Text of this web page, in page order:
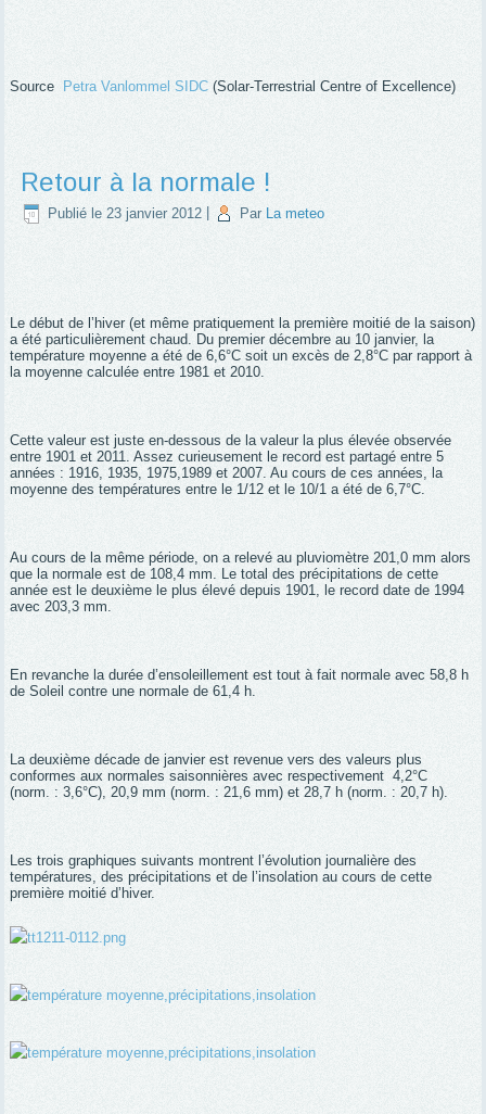
Source Petra Vanlommel SIDC (Solar-Terrestrial Centre of Excellence)
Retour à la normale !
Publié le 23 janvier 2012 Par La meteo
Le début de l’hiver (et même pratiquement la première moitié de la saison)
a été particulièrement chaud. Du premier décembre au 10 janvier, la
température moyenne a été de 6,6°C soit un excès de 2,8°C par rapport à
la moyenne calculée entre 1981 et 2010.
Cette valeur est juste en-dessous de la valeur la plus élevée observée
entre 1901 et 2011. Assez curieusement le record est partagé entre 5
années : 1916, 1935, 1975,1989 et 2007. Au cours de ces années, la
moyenne des températures entre le 1/12 et le 10/1 a été de 6,7°C.
Au cours de la même période, on a relevé au pluviomètre 201,0 mm alors
que la normale est de 108,4 mm. Le total des précipitations de cette
année est le deuxième le plus élevé depuis 1901, le record date de 1994
avec 203,3 mm.
En revanche la durée d’ensoleillement est tout à fait normale avec 58,8 h
de Soleil contre une normale de 61,4 h.
La deuxième décade de janvier est revenue vers des valeurs plus
conformes aux normales saisonnières avec respectivement 4,2°C
(norm. : 3,6°C), 20,9 mm (norm. : 21,6 mm) et 28,7 h (norm. : 20,7 h).
Les trois graphiques suivants montrent l’évolution journalière des
températures, des précipitations et de l’insolation au cours de cette
première moitié d’hiver.